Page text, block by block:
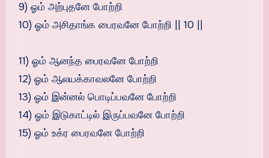
9) ஓம் அற்புதனே போற்றி
10) ஓம் அசிதாங்க பைரவனே போற்றி || 10 ||
11) ஓம் ஆனந்த பைரவனே போற்றி
12) ஓம் ஆலயக்காவலனே போற்றி
13) ஓம் இன்னல் பொடிப்பவனே போற்றி
14) ஓம் இடுகாட்டில் இருப்பவனே போற்றி
15) ஓம் உக்ர பைரவனே போற்றி